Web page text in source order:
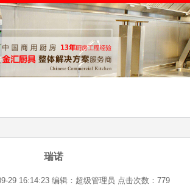
瑞诺
29 16:14:23 编辑：超级管理员 点击次数：779